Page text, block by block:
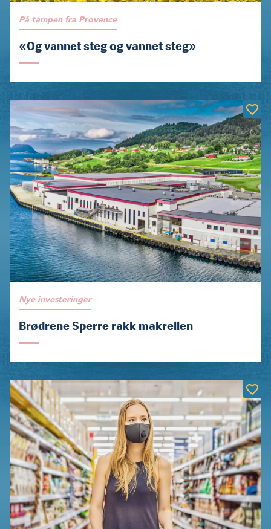
På tampen fra Provence
«Og vannet steg og vannet steg»
Nye investeringer
Brødrene Sperre rakk makrellen